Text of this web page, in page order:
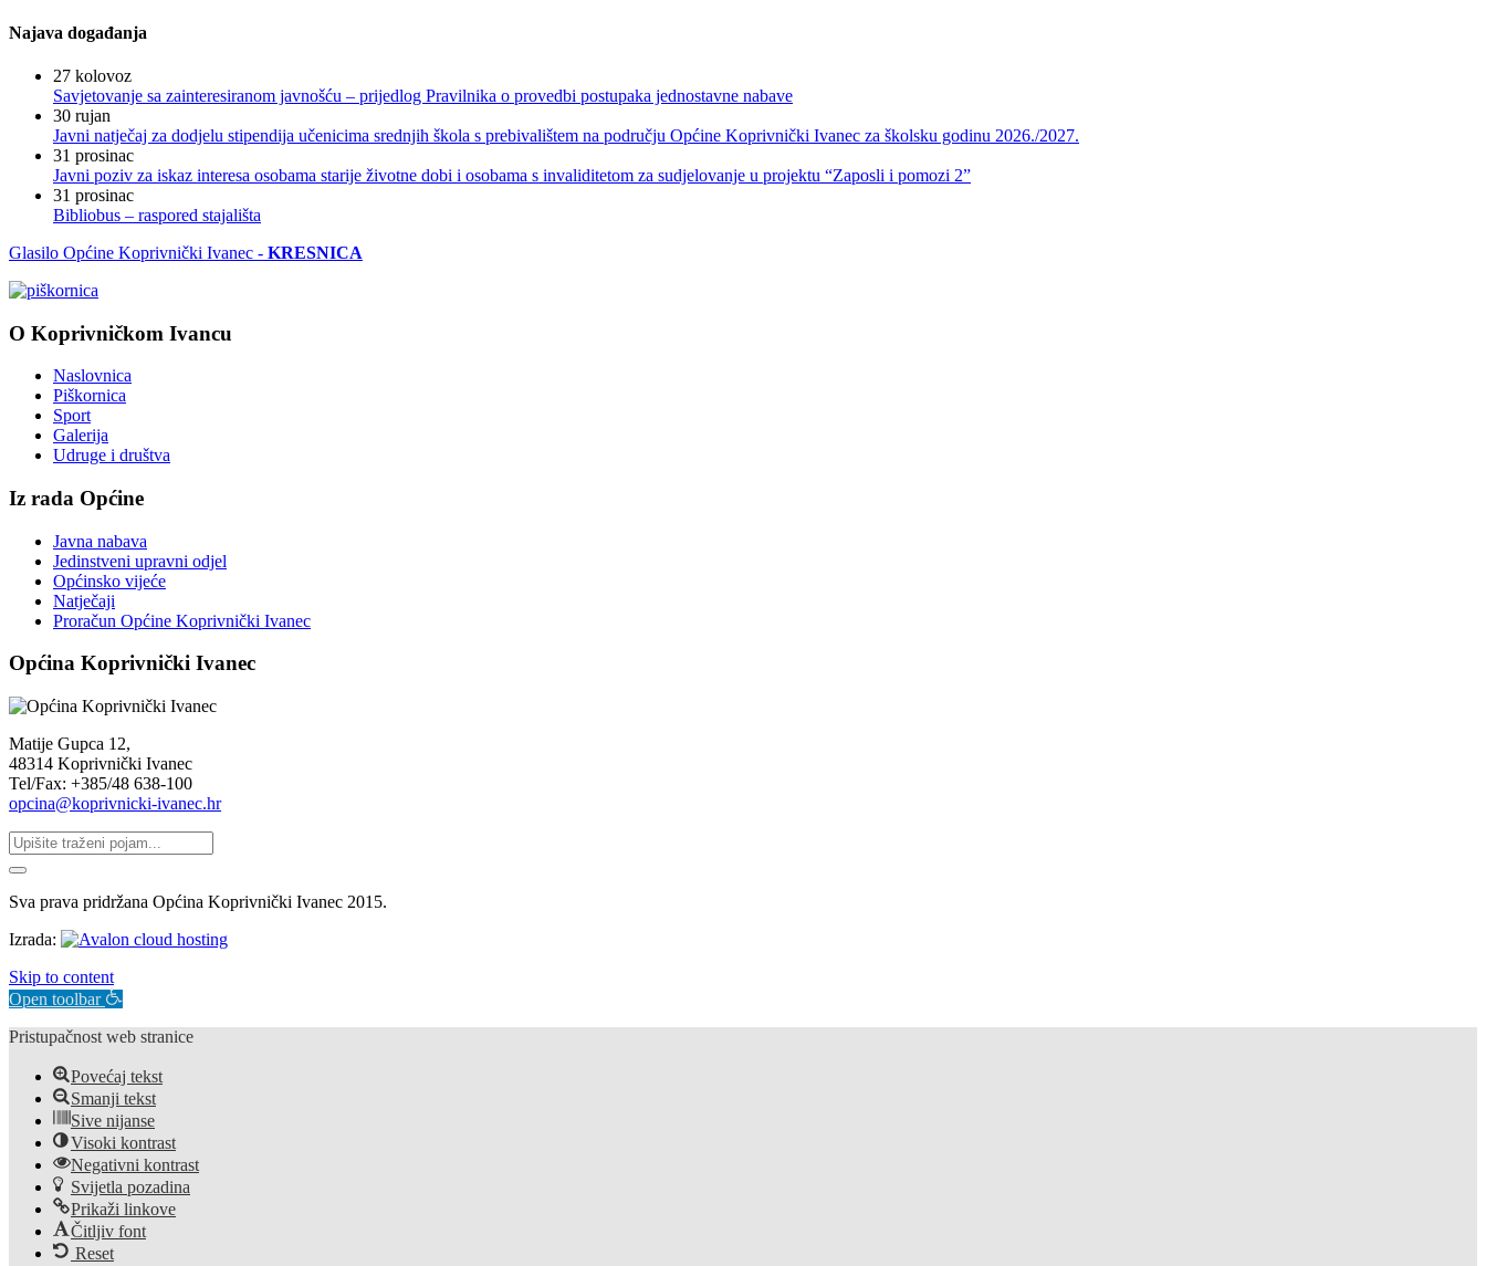
Najava događanja
27 kolovoz
Savjetovanje sa zainteresiranom javnošću – prijedlog Pravilnika o provedbi postupaka jednostavne nabave
30 rujan
Javni natječaj za dodjelu stipendija učenicima srednjih škola s prebivalištem na području Općine Koprivnički Ivanec za školsku godinu 2026./2027.
31 prosinac
Javni poziv za iskaz interesa osobama starije životne dobi i osobama s invaliditetom za sudjelovanje u projektu “Zaposli i pomozi 2”
31 prosinac
Bibliobus – raspored stajališta
Glasilo Općine Koprivnički Ivanec - KRESNICA
O Koprivničkom Ivancu
Naslovnica
Piškornica
Sport
Galerija
Udruge i društva
Iz rada Općine
Javna nabava
Jedinstveni upravni odjel
Općinsko vijeće
Natječaji
Proračun Općine Koprivnički Ivanec
Općina Koprivnički Ivanec
Matije Gupca 12,
48314 Koprivnički Ivanec
Tel/Fax: +385/48 638-100
opcina@koprivnicki-ivanec.hr
Sva prava pridržana Općina Koprivnički Ivanec 2015.
Izrada:
Skip to content
Open toolbar
Pristupačnost web stranice
Povećaj tekst
Smanji tekst
Sive nijanse
Visoki kontrast
Negativni kontrast
Svijetla pozadina
Prikaži linkove
Čitljiv font
Reset